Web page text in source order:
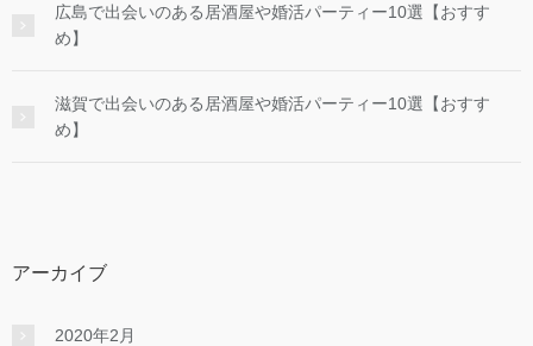
広島で出会いのある居酒屋や婚活パーティー10選【おすす
め】
滋賀で出会いのある居酒屋や婚活パーティー10選【おすす
め】
アーカイブ
2020年2月